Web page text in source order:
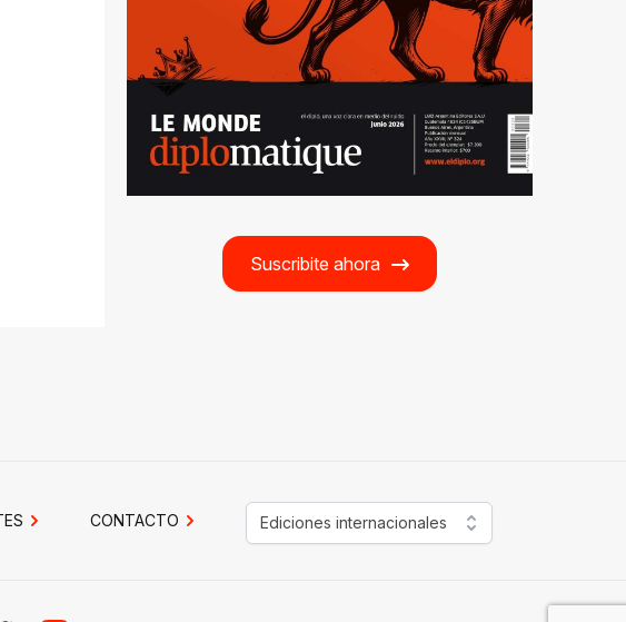
Suscribite ahora
CONTACTO Ediciones internacionales